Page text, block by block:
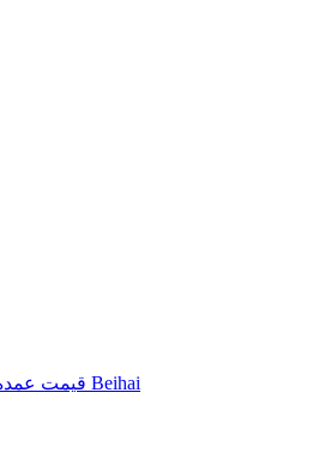
قیمت عمده فروشی ۲۰۲۱ زیرانداز فایبرگلاس – زیرانداز فایبرگلاس سطحی – فایبرگلاس Beihai